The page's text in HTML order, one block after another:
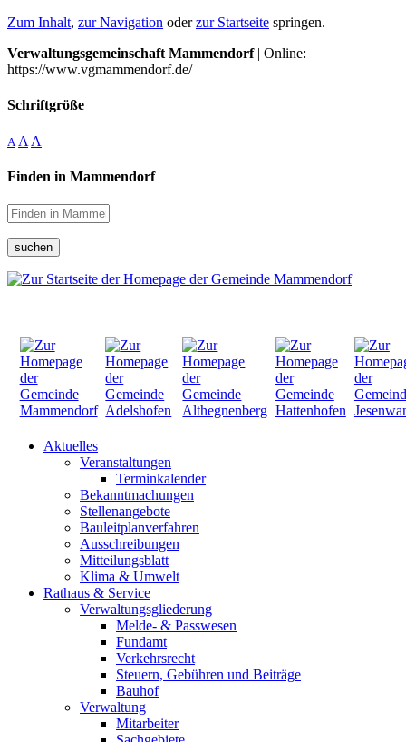
Zum Inhalt, zur Navigation oderzur Startseite springen.
Verwaltungsgemeinschaft Mammendorf| Online:
https://www.vgmammendorf.de/
Schriftgröße
A A A
Finden in Mammendorf
suchen
Aktuelles
Veranstaltungen
Terminkalender
Bekanntmachungen
Stellenangebote
Bauleitplanverfahren
Ausschreibungen
Mitteilungsblatt
Klima & Umwelt
Rathaus & Service
Verwaltungsgliederung
Melde- & Passwesen
Fundamt
Verkehrsrecht
Steuern, Gebühren und Beiträge
Bauhof
Verwaltung
Mitarbeiter